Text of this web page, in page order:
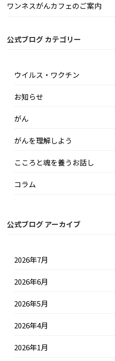
ワンネスがんカフェのご案内
公式ブログ カテゴリー
ウイルス・ワクチン
お知らせ
がん
がんを理解しよう
こころと魂を養うお話し
コラム
公式ブログ アーカイブ
2026年7月
2026年6月
2026年5月
2026年4月
2026年1月